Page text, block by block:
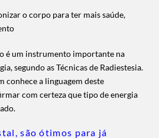
o corpo para ter mais saúde,
é um instrumento importante na
segundo as Técnicas de Radiestesia.
conhece a linguagem deste
com certeza que tipo de energia
são ótimos para já